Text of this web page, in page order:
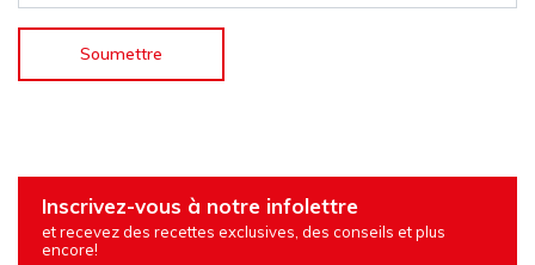
Inscrivez-vous à notre infolettre
et recevez des recettes exclusives, des conseils et plus
encore!